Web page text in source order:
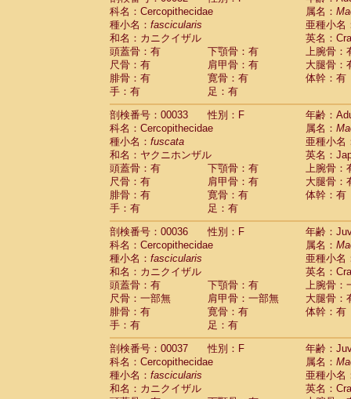
Cercopithecidae Cercocebus agilis (0)
Cercopithecidae
Cercocebus
Cercopithecidae
Cercocebus
CercopithecidaeCercocebus
CercopithecidaeCercocebus
CercopithecidaeCercocebus hybrid(2)
CercopithecidaeCercocebus
CercopithecidaeLophocebus
Cercopithecidae
(0)
Cercopithecidae Papio cynocephalus
Cercopithecidae Papio hamadryas(1)
CercopithecidaePapio papio
CercopithecidaePapio
CercopithecidaeMandrillus
CercopithecidaeMandrillus sphinx
CercopithecidaeTheropithecus
CercopithecidaeMacaca arctoides(3)
Cercopithecidae Macaca assamensis
Cercopithecidae
Macaca
CercopithecidaeMacaca cyclopis (17)
CercopithecidaeMacaca fascicularis
CercopithecidaeMacaca fuscaca
CercopithecidaeMacaca fuscata
CercopithecidaeMacaca fuscata
CercopithecidaeMacaca maura(3)
Cercopithecidae Macaca mulatta(55)
Cercopithecidae Macaca nemestrina(3)
Cercopithecidae Macaca nigra(0)
科名：Cercopithecidae
属名：
種小名： fascicularis
亜種小名
和名：カニクイザル
英名：
頭蓋骨：有
下顎骨：有
上腕骨：
尺骨：有
肩甲骨：有
大腿骨：
腓骨：有
寛骨：有
体幹：有
手：有
足：有
剖検番号：00033
性別：F
年齢：
科名：Cercopithecidae
属名：
種小名： fuscata
亜種小名
和名：ヤクニホンザル
英名：
頭蓋骨：有
下顎骨：有
上腕骨：
尺骨：有
肩甲骨：有
大腿骨：
腓骨：有
寛骨：有
体幹：有
手：有
足：有
剖検番号：00036
性別：F
年齢：
科名：Cercopithecidae
属名：
種小名： fascicularis
亜種小名
和名：カニクイザル
英名：
頭蓋骨：有
下顎骨：有
上腕骨：
尺骨：一部無
肩甲骨：一部無
大腿骨：
腓骨：有
寛骨：有
体幹：有
手：有
足：有
剖検番号：00037
性別：F
年齢：
科名：Cercopithecidae
属名：
種小名： fascicularis
亜種小名
和名：カニクイザル
英名：